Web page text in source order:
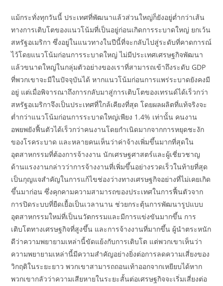
แม้กระทั่งทุกวันนี้ ประเทศที่พัฒนาแล้วส่วนใหญ่ก็ยังอยู่ต่ำกว่าเส้น
ทางการเติบโตของแนวโน้มที่เป็นอยู่ก่อนเกิดการระบาดใหญ่ ยกเว้น
สหรัฐอเมริกา ซึ่งอยู่ในแนวทางในปีนี้ที่จะกลับไปสู่ระดับที่คาดการณ์
ไว้โดยแนวโน้มก่อนการระบาดใหญ่ ไม่มีประเทศเศรษฐกิจพัฒนา
แล้วขนาดใหญ่ในกลุ่มตัวอย่างของเราที่สามารถเข้าถึงระดับ GDP
ที่พวกเขาจะมีในปัจจุบันได้ หากแนวโน้มก่อนการแพร่ระบาดยังคงมี
อยู่ แต่เมื่อพิจารณาถึงการกลับมาสู่การเติบโตของเทรนด์ได้เร็วกว่า
สหรัฐอเมริกาจึงเป็นประเทศที่ใกล้เคียงที่สุด โดยผลผลิตที่แท้จริงจะ
ต่ำกว่าแนวโน้มก่อนการระบาดใหญ่เพียง 1.4% เท่านั้น คนงาน
อพยพยังฟื้นตัวได้เร็วกว่าคนงานโดยกำเนิดมากจากการหยุดชะงัก
ของโรคระบาด และหลายคนเห็นว่าค่าจ้างเพิ่มขึ้นมากที่สุดใน
อุตสาหกรรมที่ต้องการจ้างงาน นักเศรษฐศาสตร์และผู้เชี่ยวชาญ
ด้านแรงงานกล่าวว่าการจ้างงานที่เพิ่มขึ้นอย่างรวดเร็วในท้ายที่สุด
เป็นกุญแจสำคัญในการแก้ไขช่องว่างทางเศรษฐกิจอย่างที่ไม่เคยเกิด
ขึ้นมาก่อน ซึ่งคุกคามความสามารถของประเทศในการฟื้นตัวจาก
การปิดระบบที่ยืดเยื้อเป็นเวลานาน ช่วยกระตุ้นการพัฒนารูปแบบ
อุตสาหกรรมใหม่ที่เป็นนวัตกรรมและมีการแข่งขันมากขึ้น การ
เติบโตทางเศรษฐกิจที่สูงขึ้น และการจ้างงานที่มากขึ้น ผู้นำตระหนัก
ดีว่าความพยายามเหล่านี้ขัดแย้งกับการเติบโต แต่พวกเขาเห็นว่า
ความพยายามเหล่านี้มีความสำคัญอย่างยิ่งต่อการลดความเสี่ยงของ
วิกฤติในระยะยาว พวกเขาสามารถถอนเท้าออกจากเหยียบได้หาก
พวกเขากลัวว่าความเสียหายในระยะสั้นต่อเศรษฐกิจจะเริ่มเสี่ยงต่อ